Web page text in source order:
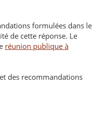
formulées dans le
de cette réponse. Le
réunion publique à
des recommandations